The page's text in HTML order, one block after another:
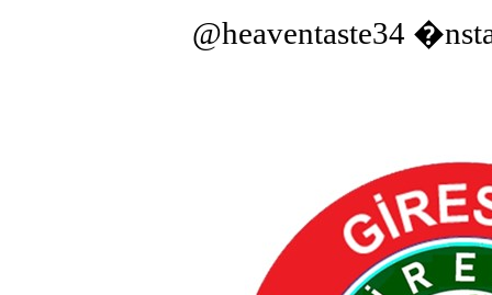
@heaventaste34